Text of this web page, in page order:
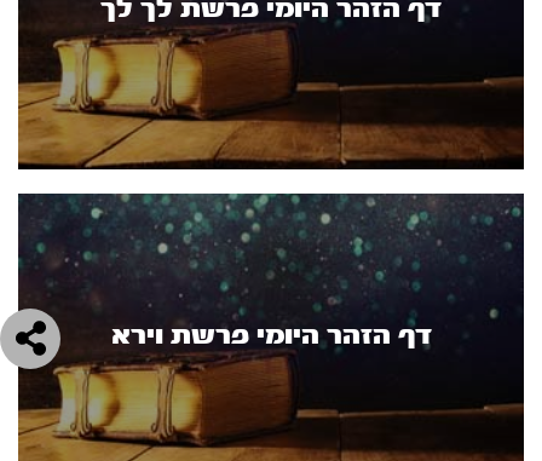
דף הזהר היומי פרשת לך לך
דף הזהר היומי פרשת וירא